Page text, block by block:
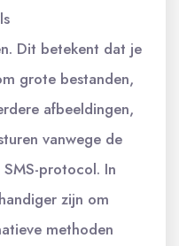
Dit betekent dat je
grote bestanden,
afbeeldingen,
vanwege de
protocol. In
zijn om
methoden